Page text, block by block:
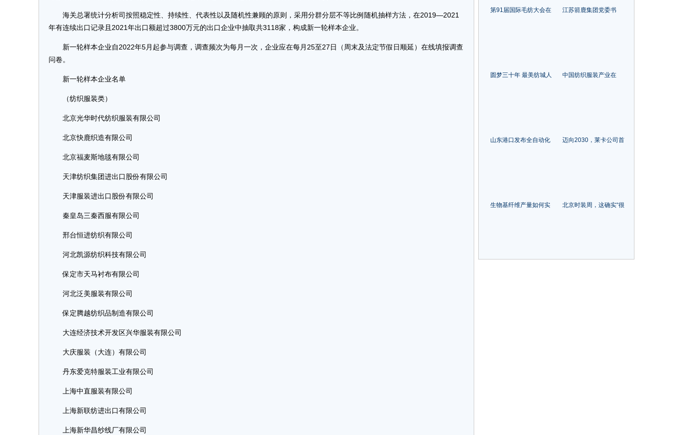
海关总署统计分析司按照稳定性、持续性、代表性以及随机性兼顾的原则，采用分群分层不等比例随机抽样方法，在2019—2021
年有连续出口记录且2021年出口额超过3800万元的出口企业中抽取共3118家，构成新一轮样本企业。
新一轮样本企业自2022年5月起参与调查，调查频次为每月一次，企业应在每月25至27日（周末及法定节假日顺延）在线填报调查
问卷。
新一轮样本企业名单
（纺织服装类）
北京光华时代纺织服装有限公司
北京快鹿织造有限公司
北京福麦斯地毯有限公司
天津纺织集团进出口股份有限公司
天津服装进出口股份有限公司
秦皇岛三秦西服有限公司
邢台恒进纺织有限公司
河北凯源纺织科技有限公司
保定市天马衬布有限公司
河北泛美服装有限公司
保定腾越纺织品制造有限公司
大连经济技术开发区兴华服装有限公司
大庆服装（大连）有限公司
丹东爱克特服装工业有限公司
上海中直服装有限公司
上海新联纺进出口有限公司
上海新华昌纱线厂有限公司
第91届国际毛纺大会在
江苏箭鹿集团党委书
圆梦三十年 最美纺城人
中国纺织服装产业在
山东港口发布全自动化
迈向2030，莱卡公司首
生物基纤维产量如何实
北京时装周，这确实“很